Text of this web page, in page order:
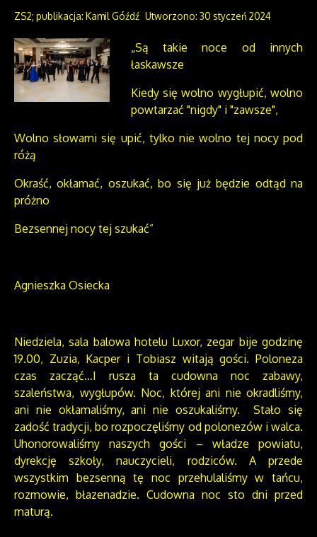
ZS2; publikacja: Kamil Góźdź Utworzono: 30 styczeń 2024
„Są takie noce od innych
łaskawsze
Kiedy się wolno wygłupić, wolno
powtarzać "nigdy" i "zawsze",
Wolno słowami się upić, tylko nie wolno tej nocy pod
różą
Okraść, okłamać, oszukać, bo się już będzie odtąd na
próżno
Bezsennej nocy tej szukać”
Agnieszka Osiecka
Niedziela, sala balowa hotelu Luxor, zegar bije godzinę
19.00, Zuzia, Kacper i Tobiasz witają gości. Poloneza
czas zacząć…I rusza ta cudowna noc zabawy,
szaleństwa, wygłupów. Noc, której ani nie okradliśmy,
ani nie okłamaliśmy, ani nie oszukaliśmy. Stało się
zadość tradycji, bo rozpoczęliśmy od polonezów i walca.
Uhonorowaliśmy naszych gości – władze powiatu,
dyrekcję szkoły, nauczycieli, rodziców. A przede
wszystkim bezsenną tę noc przehulaliśmy w tańcu,
rozmowie, błazenadzie. Cudowna noc sto dni przed
maturą.